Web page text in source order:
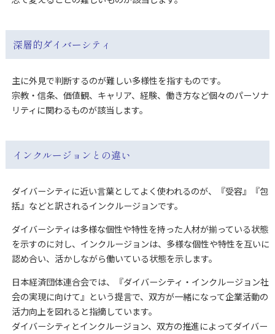
深層的ダイバーシティ
主に外見で判断するのが難しい多様性を指すものです。
宗教・信条、価値観、キャリア、経験、働き方など個々のパーソナ
リティに関わるものが該当します。
インクルージョンとの違い
ダイバーシティに近い言葉としてよく使われるのが、『受容』『包
括』などと訳されるインクルージョンです。
ダイバーシティは多様な個性や特性を持った人材が揃っている状態
を示すのに対し、インクルージョンは、多様な個性や特性を互いに
認め合い、活かしながら働いている状態を示します。
日本経済団体連合会では、『ダイバーシティ・インクルージョン社
会の実現に向けて』という提言で、双方が一緒になって企業活動の
活力向上を図れると指摘しています。
ダイバーシティとインクルージョン、双方の推進によってダイバー